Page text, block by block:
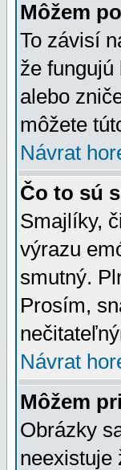
Môžem
To závisí
že fungujú
alebo
môžete
Návrat
Čo to sú
Smajlíky,
výrazu
smutný.
Prosím,
Návrat
Môžem
Obrázky
neexistuje